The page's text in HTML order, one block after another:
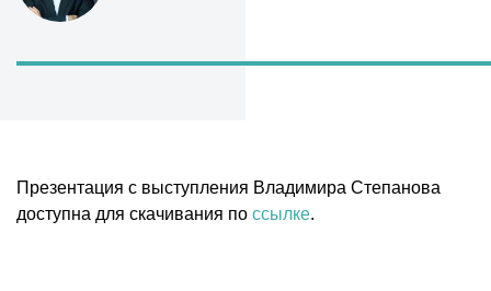
Презентация с выступления Владимира Степанова
доступна для скачивания по ссылке.